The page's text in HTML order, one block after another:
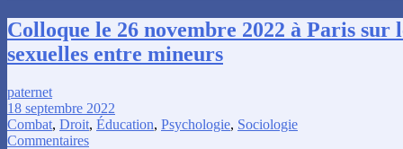
Colloque le 26 novembre 2022 à Paris sur
sexuelles entre mineurs
paternet
18 septembre 2022
Combat, Droit, Éducation, Psychologie, Sociologie
Commentaires